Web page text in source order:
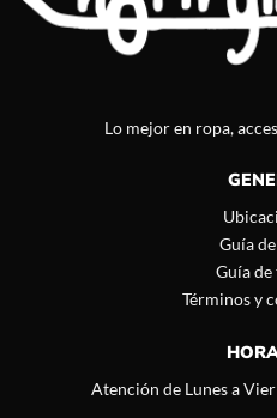
Lo mejor en ropa,
Guía
Guía
Términos y
Atención de Lunes a